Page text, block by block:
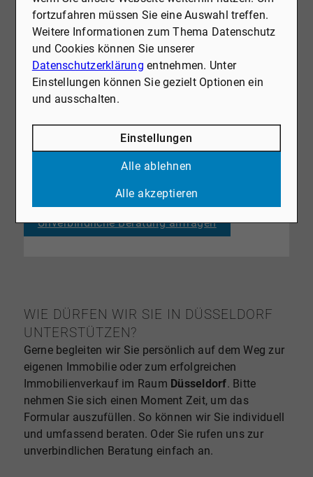
Die Kombination aus wirtschaftlicher Stärke,
urbanem Lebensstil und hoher Lebensqualität
macht Düsseldorf zu einer der begehrtesten Städte
in Deutschland. Ob als Wohn- oder
Investmentstandort – die Stadt bietet exzellente
Perspektiven für Eigentümer und Käufer, die auf der
Suche nach einer werthaltigen Immobilie sind. Die
stabile Wertentwicklung, das vielfältige Angebot an
Immobilien und die hohe Nachfrage sorgen dafür,
dass Düsseldorf eine der attraktivsten Metropolen
für Immobilienkäufer bleibt.
Zum Immobilienangebot
Unverbindliche Beratung anfragen
WIE DÜRFEN WIR SIE IN DÜSSELDORF
UNTERSTÜTZEN?
Gerne begleiten wir Sie persönlich auf dem Weg zur
eigenen Immobilie oder zum erfolgreichen
Immobilienverkauf im Raum Düsseldorf. Bitte
nehmen Sie sich einen Moment Zeit, um das
Formular auszufüllen. So können wir Sie individuell
und umfassend beraten. Oder Sie rufen uns zur
unverbindlichen Beratung einfach an.
fortzufahren müssen Sie eine Auswahl treffen.
Weitere Informationen zum Thema Datenschutz
und Cookies können Sie unserer
Datenschutzerklärung entnehmen. Unter
Einstellungen können Sie gezielt Optionen ein
und ausschalten.
Einstellungen
Alle ablehnen
Alle akzeptieren